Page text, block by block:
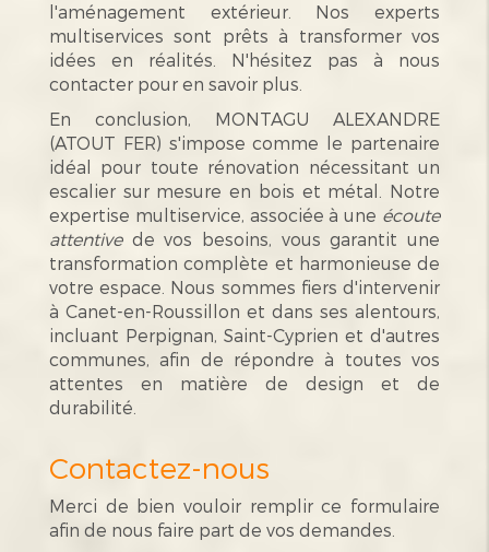
l'aménagement extérieur. Nos experts
multiservices sont prêts à transformer vos
idées en réalités. N'hésitez pas à nous
contacter pour en savoir plus.
En conclusion, MONTAGU ALEXANDRE
(ATOUT FER) s'impose comme le partenaire
idéal pour toute rénovation nécessitant un
escalier sur mesure en bois et métal. Notre
expertise multiservice, associée à une écoute
attentivede vos besoins, vous garantit une
transformation complète et harmonieuse de
votre espace. Nous sommes fiers d'intervenir
à Canet-en-Roussillon et dans ses alentours,
incluant Perpignan, Saint-Cyprien et d'autres
communes, afin de répondre à toutes vos
attentes en matière de design et de
durabilité.
Contactez-nous
Merci de bien vouloir remplir ce formulaire
afin de nous faire part de vos demandes.